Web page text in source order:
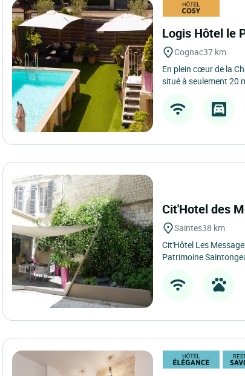
Logis Hôtel le
Cognac37 km
En plein cœur de la
situé à seulement 20
Cit'Hotel des
Saintes38 km
Cit'Hôtel Les
Patrimoine